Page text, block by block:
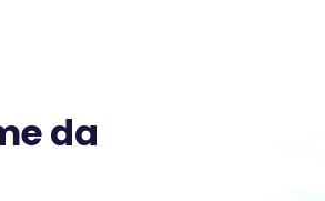
da